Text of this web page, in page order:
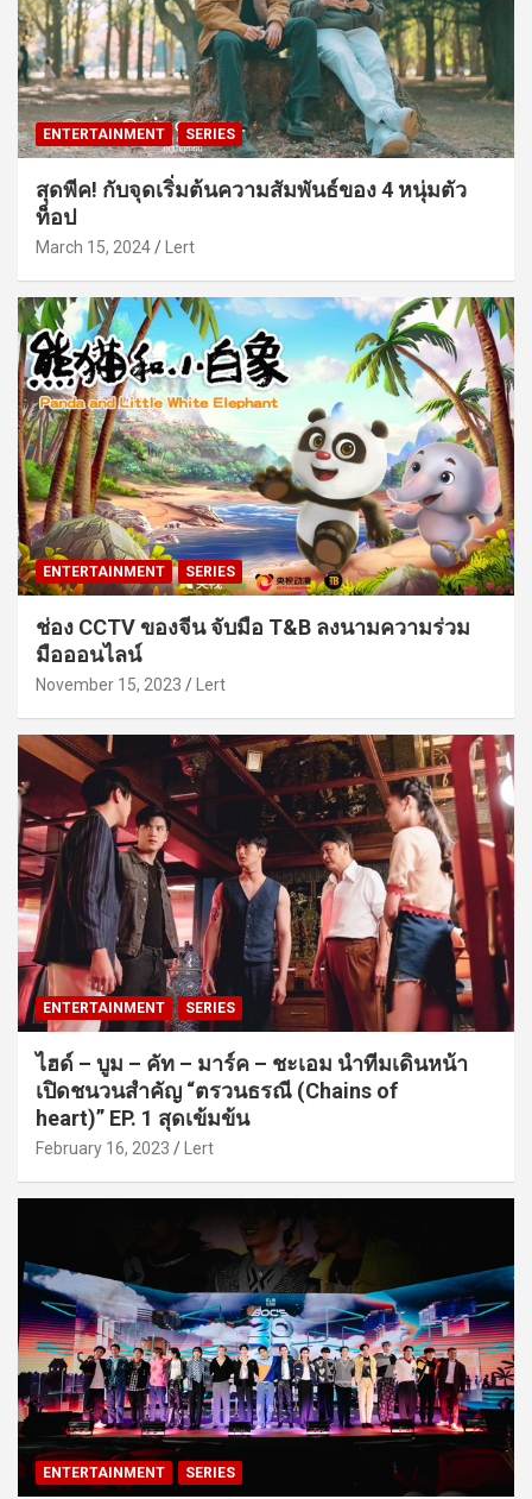
ENTERTAINMENT SERIES
สุดพีค! กับจุดเริ่มต้นความสัมพันธ์ของ 4 หนุ่มตัว
ท็อป
March 15, 2024 Lert
ENTERTAINMENT SERIES
ช่อง CCTV ของจีน จับมือ T&B ลงนามความร่วม
มือออนไลน์
November 15, 2023 Lert
ENTERTAINMENT SERIES
ไฮด์ – บูม – คัท – มาร์ค – ชะเอม นำทีมเดินหน้า
เปิดชนวนสำคัญ “ตรวนธรณี (Chains of
heart)” EP. 1 สุดเข้มข้น
February 16, 2023 Lert
ENTERTAINMENT SERIES